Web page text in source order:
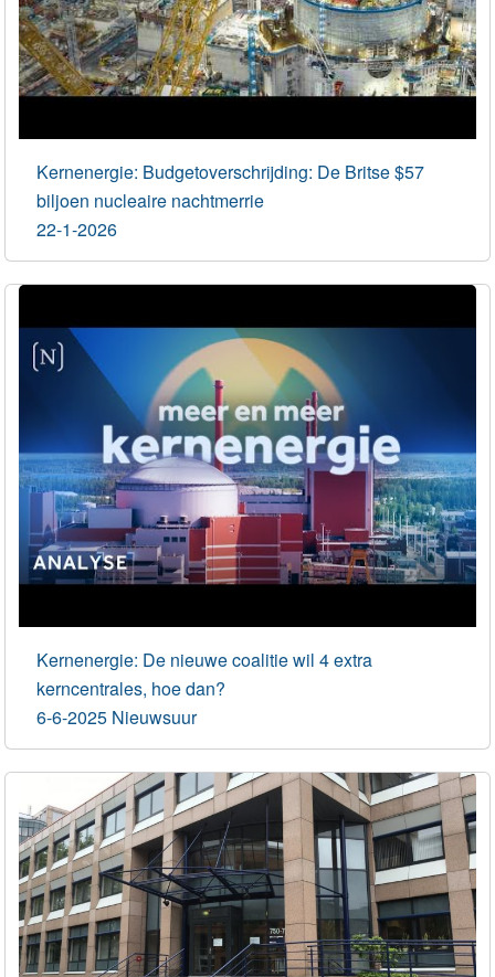
Kernenergie: Budgetoverschrijding: De Britse $57
biljoen nucleaire nachtmerrie
22-1-2026
Kernenergie: De nieuwe coalitie wil 4 extra
kerncentrales, hoe dan?
6-6-2025 Nieuwsuur